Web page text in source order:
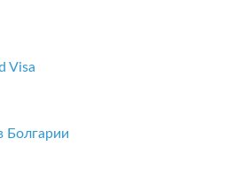
Visa
Болгарии